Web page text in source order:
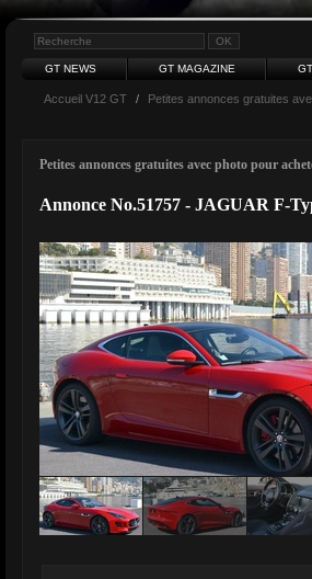
GT NEWS GT MAGAZINE
Accueil V12 GT / Petites annonces gratuites
Petites annonces gratuites avec photo pour
Annonce No.51757 - JAGUAR F-